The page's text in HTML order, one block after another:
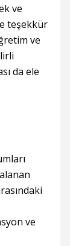
ve
teşekkür
ve
da ele
ve